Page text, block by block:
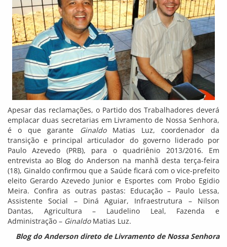
Apesar das reclamações, o Partido dos Trabalhadores deverá
emplacar duas secretarias em Livramento de Nossa Senhora,
é o que garante
GinaldoMatias Luz, coordenador da
transição e principal articulador do governo liderado por
Paulo Azevedo (PRB), para o quadriênio 2013/2016. Em
entrevista ao Blog do Anderson na manhã desta terça-feira
(18), Ginaldo confirmou que a Saúde ficará com o vice-prefeito
eleito Gerardo Azevedo Junior e Esportes com Probo Egidio
Meira. Confira as outras pastas: Educação – Paulo Lessa,
Assistente Social – Diná Aguiar, Infraestrutura – Nilson
Dantas, Agricultura – Laudelino Leal, Fazenda e
Administração – GinaldoMatias Luz.
Blog do Anderson direto de Livramento de Nossa Senhora